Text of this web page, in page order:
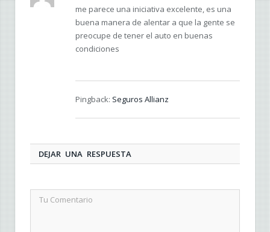
me parece una iniciativa excelente, es una
buena manera de alentar a que la gente se
preocupe de tener el auto en buenas
condiciones
Pingback: Seguros Allianz
DEJAR UNA RESPUESTA